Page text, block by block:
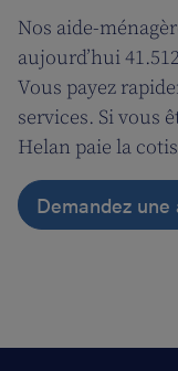
Nos aide-
aujourd’hui
Vous payez
services. Si vous
Helan paie la
Demandez